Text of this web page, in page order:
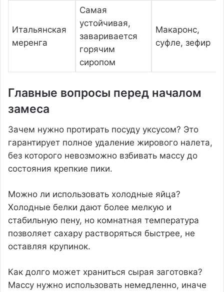
Итальянская
меренга
Самая
устойчивая,
заваривается
горячим
сиропом
Макаронс,
суфле, зефир
Главные вопросы перед началом
замеса
Зачем нужно протирать посуду уксусом? Это
гарантирует полное удаление жирового налета,
без которого невозможно взбивать массу до
состояния крепкие пики.
Можно ли использовать холодные яйца?
Холодные белки дают более мелкую и
стабильную пену, но комнатная температура
позволяет сахару растворяться быстрее, не
оставляя крупинок.
Как долго может храниться сырая заготовка?
Массу нужно использовать немедленно, иначе